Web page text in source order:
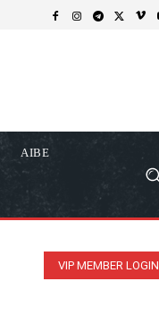
AIBE
VIP MEMBER LOGIN